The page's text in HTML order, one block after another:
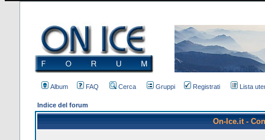
Album FAQ Cerca Gruppi Registrati Lista
Indice del forum
On-Ice.it -